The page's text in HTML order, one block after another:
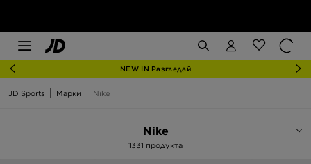
NEW IN Разгледай
JD Sports Марки Nike
Nike
1331 продукта